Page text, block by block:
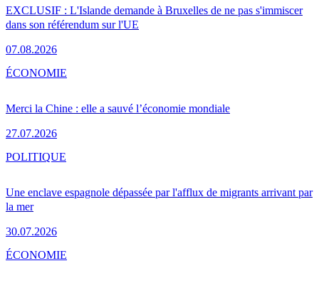
EXCLUSIF : L'Islande demande à Bruxelles de ne pas s'immiscer
dans son référendum sur l'UE
07.08.2026
Merci la Chine : elle a sauvé l’économie mondiale
27.07.2026
ÉCONOMIE
Une enclave espagnole dépassée par l'afflux de migrants arrivant par
la mer
30.07.2026
POLITIQUE
ÉCONOMIE